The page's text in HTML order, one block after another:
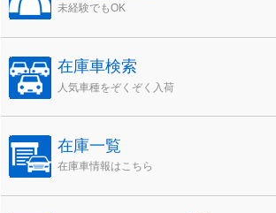
未経験でもOK
在庫車検索
人気車種をぞくぞく入荷
在庫一覧
在庫車情報はこちら